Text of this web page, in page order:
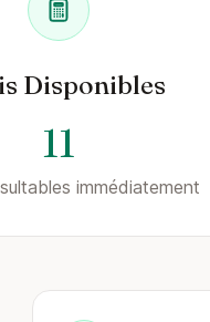
Disponibles
11
immédiatement